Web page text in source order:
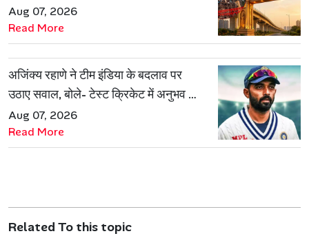
नई पहचान
Aug 07, 2026
Read More
अजिंक्य रहाणे ने टीम इंडिया के बदलाव पर
उठाए सवाल, बोले- टेस्ट क्रिकेट में अनुभव की
जरूरत हमेशा रहेगी
Aug 07, 2026
Read More
Related To this topic